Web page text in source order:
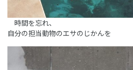
時間を忘れ、
自分の担当動物のエサのじかんを